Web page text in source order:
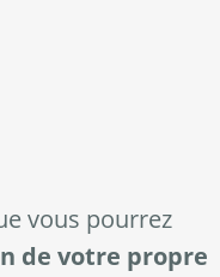
vous pourrez
de votre propre